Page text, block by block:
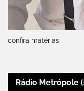
confira matérias
Rádio Metrópole